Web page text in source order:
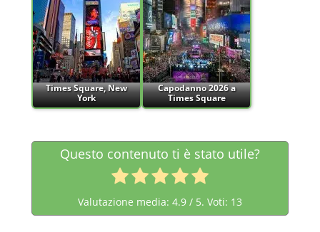
Times Square, New
York
Capodanno 2026 a
Times Square
Questo contenuto ti è stato utile?
Valutazione media: 4.9 / 5. Voti: 13